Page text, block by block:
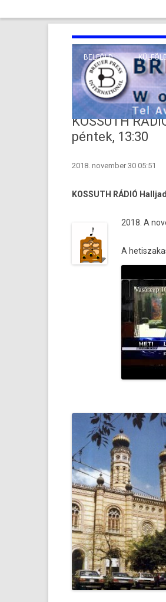
BELFÖLD
VALLÁS
KOSSUTH
péntek, 13:30
2018. november 30 05:51
KOS­SUTH RÁDIÓ
2018. A
A